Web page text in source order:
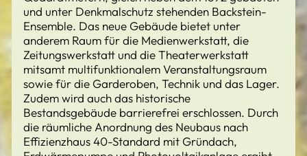
und unter Denkmalschutz stehenden Backstein-
Ensemble. Das neue Gebäude bietet unter
anderem Raum für die Medienwerkstatt, die
Zeitungswerkstatt und die Theaterwerkstatt
mitsamt multifunktionalem Veranstaltungsraum
sowie für die Garderoben, Technik und das Lager.
Zudem wird auch das historische
Bestandsgebäude barrierefrei erschlossen. Durch
die räumliche Anordnung des Neubaus nach
Effizienzhaus 40-Standard mit Gründach,